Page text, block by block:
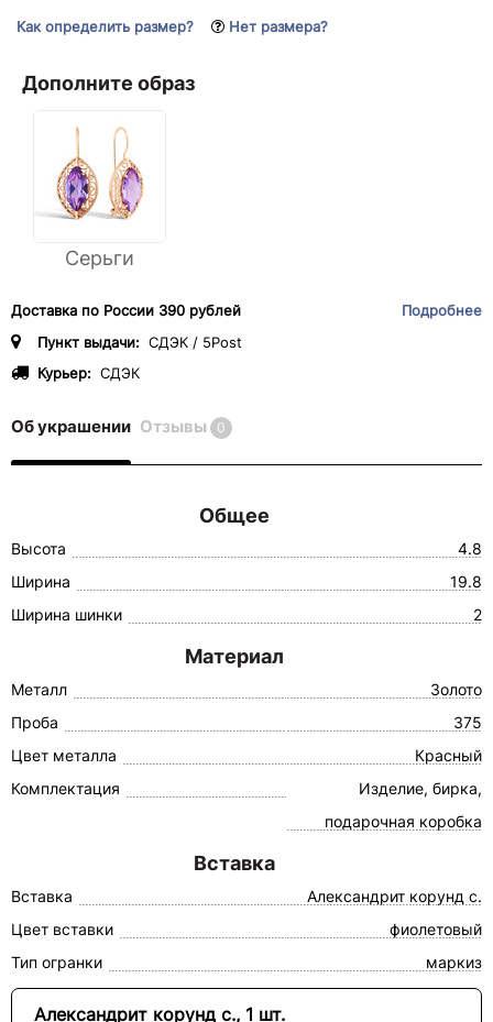
Как определить размер? Нет размера?
Дополните образ
Серьги
Доставка по России 390 рублей
Подробнее
Пункт выдачи: СДЭК / 5Post
Курьер: СДЭК
Об украшении Отзывы 0
Общее
Высота
4.8
Ширина
19.8
Ширина шинки
2
Материал
Металл
Золото
Проба
375
Цвет металла
Красный
Комплектация
Изделие, бирка,
подарочная коробка
Вставка
Вставка
Александрит корунд с.
Цвет вставки
фиолетовый
Тип огранки
маркиз
Александрит корунд с., 1 шт.